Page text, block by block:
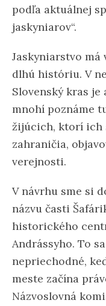
podľa aktuálnej
jaskyniarov“.
Jaskyniarstvo má
dlhú históriu. V
Slovenský kras
mnohí poznáme
žijúcich, ktorí ich
zahraničia,
verejnosti.
V návrhu sme si
názvu časti
historického
Andrássyho. To
nepriechodné,
meste začína
Názvoslovná